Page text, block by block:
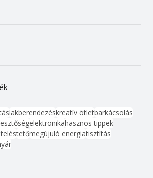
lakberendezéskreatív ötletbarkácsolás
elektronikahasznos tippek
tetőmegújuló energiatisztítás